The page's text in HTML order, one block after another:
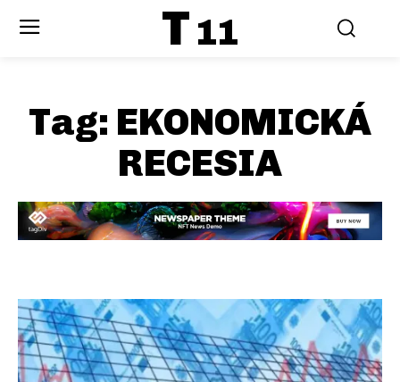
T 11
Tag: EKONOMICKÁ
RECESIA